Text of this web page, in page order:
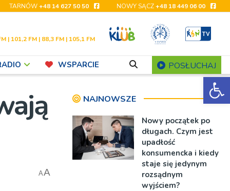
TARNÓW+48 14 627 50 50 NOWY SĄCZ+48 18 449 06 00
| 101,2 FM | 88,3 FM | 105,1 FM
WSPARCIE POSŁUCHAJ
AA
NAJNOWSZE
Nowy początek po
długach. Czym jest
upadłość
konsumencka i kiedy
staje się jedynym
rozsądnym
wyjściem?